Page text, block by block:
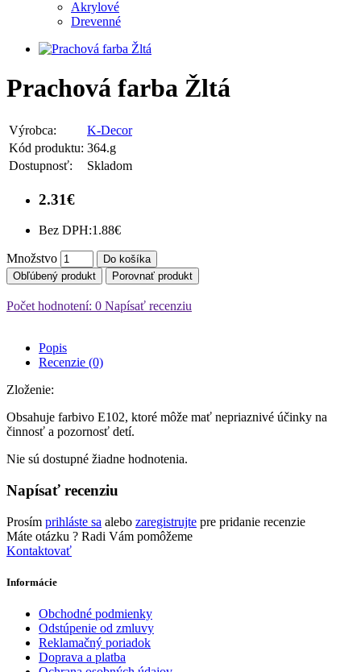
Akrylové
Drevenné
Prachová farba Žltá
Výrobca:
K-Decor
Kód produktu: 364.g
Dostupnosť:
Skladom
2.31€
Bez DPH:1.88€
Množstvo
Do košíka
Obľúbený produkt
Porovnať produkt
Počet hodnotení: 0 Napísať recenziu
Popis
Recenzie (0)
Zloženie:
Obsahuje farbivo E102, ktoré môže mať nepriaznivé účinky na
činnosť a pozornosť detí.
Nie sú dostupné žiadne hodnotenia.
Napísať recenziu
Prosím prihláste sa alebo zaregistrujte pre pridanie recenzie
Máte otázku ? Radi Vám pomôžeme
Kontaktovať
Informácie
Obchodné podmienky
Odstúpenie od zmluvy
Reklamačný poriadok
Doprava a platba